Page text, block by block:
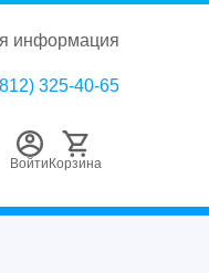
информация
325-40-65
(Артикул),
Войти Корзина